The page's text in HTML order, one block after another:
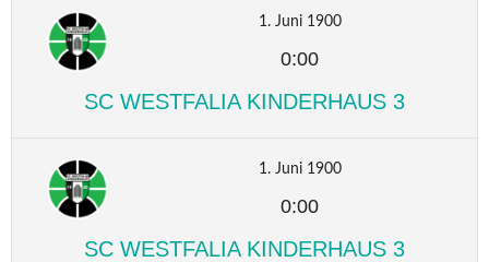
1. Juni 1900
0:00
SC WESTFALIA KINDERHAUS 3
1. Juni 1900
0:00
SC WESTFALIA KINDERHAUS 3